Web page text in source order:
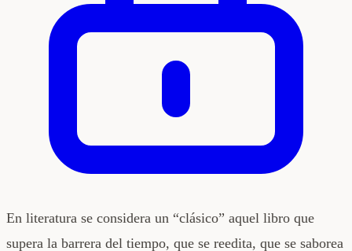
En literatura se considera un “clásico” aquel libro que
supera la barrera del tiempo, que se reedita, que se saborea